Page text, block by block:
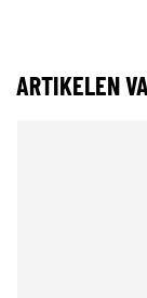
ARTIKELEN